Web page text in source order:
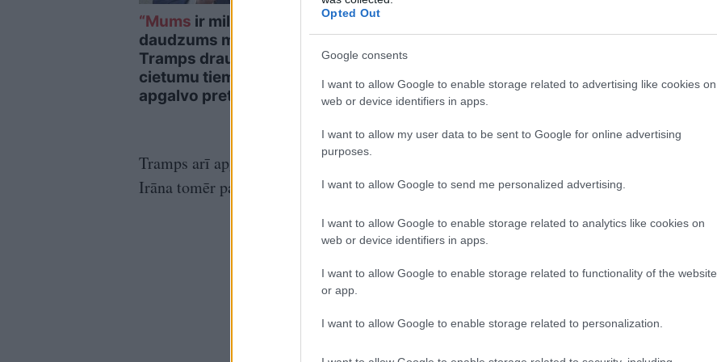
Opted Out
Google consents
I want to allow Google to enable storage related to advertising like cookies on
web or device identifiers in apps.
I want to allow my user data to be sent to Google for online advertising
purposes.
I want to allow Google to send me personalized advertising.
I want to allow Google to enable storage related to analytics like cookies on
web or device identifiers in apps.
I want to allow Google to enable storage related to functionality of the website
or app.
I want to allow Google to enable storage related to personalization.
“Mums ir milzīgs
daudzums munīcijas!”
Tramps draud ar
cietumu tiem, kuri
apgalvo pretējo
“Viņiem visa dzīve bija
priekšā!” Bauskas
novadā nošauto suņu
saimnieks tiesā nespēj
valdīt asaras
naudas nav – tūrisma
klienti nonākuši
neapskaužamā
Tramps arī apgalvoja, ka Irāna piekritusi nodot savus bagātinātā urāna krājumus.
Irāna tomēr paziņoja, ka tās bagātinātā urāna krājumi paliks tur, kur tie atrodas.